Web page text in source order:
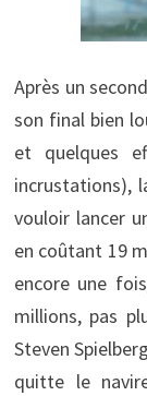
Après un
son final bien
et quelques
incrustations),
vouloir lancer
en coûtant 19
encore une
millions, pas
Steven
quitte le